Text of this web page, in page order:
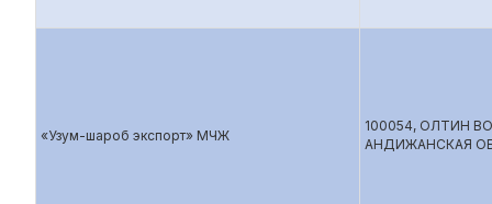
«Узум-шароб экспорт» МЧЖ
100054, ОЛТИН
АНДИЖАНСКАЯ